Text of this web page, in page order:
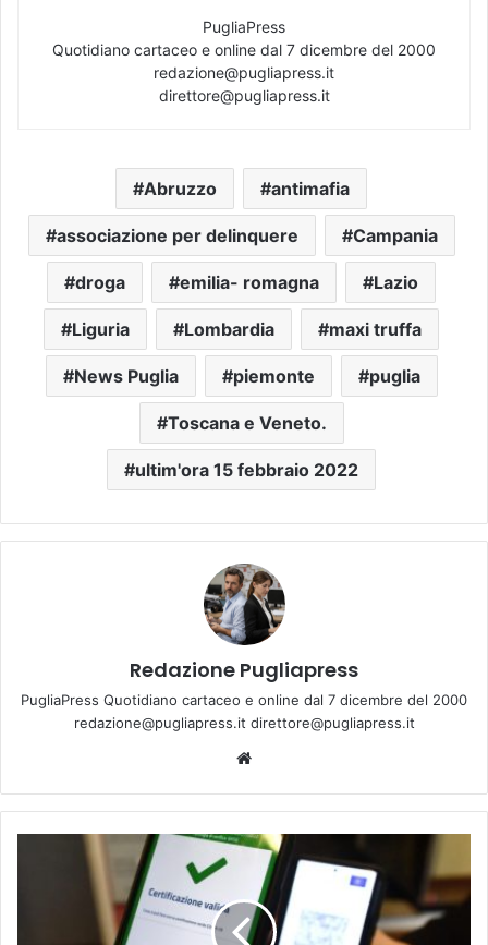
PugliaPress
Quotidiano cartaceo e online dal 7 dicembre del 2000
redazione@pugliapress.it
direttore@pugliapress.it
Abruzzo antimafia
associazione per delinquere Campania
droga emilia- romagna Lazio
Liguria Lombardia maxi truffa
News Puglia piemonte puglia
Toscana e Veneto.
ultim'ora 15 febbraio 2022
Redazione Pugliapress
PugliaPress Quotidiano cartaceo e online dal 7 dicembre del 2000
redazione@pugliapress.it direttore@pugliapress.it
te